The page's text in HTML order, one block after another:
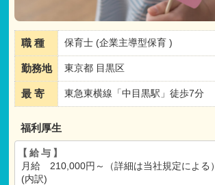
職 種 保育士 (企業主導型保育 )
勤務地 東京都 目黒区
最 寄 東急東横線「中目黒駅」徒歩7分
福利厚生
【給与】
月給 210,000円～（詳細は当社規定による）
(内訳)